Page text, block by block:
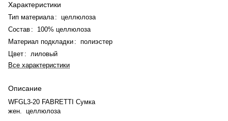
Характеристики
Тип материала : целлюлоза
Состав :
100% целлюлоза
Материал подкладки : полиэстер
Цвет : лиловый
Все характеристики
Описание
WFGL3-20 FABRETTI Сумка
жен. целлюлоза